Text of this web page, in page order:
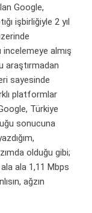
Google,
işbirliğiyle 2 yıl
almış
araştırmadan
sayesinde
platformlar
Türkiye
sonucuna
olduğu gibi;
ala 1,11 Mbps
ağzın